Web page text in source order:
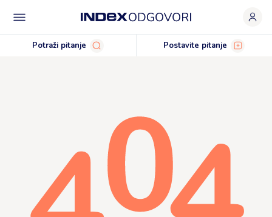
Potraži pitanje Postavite pitanje